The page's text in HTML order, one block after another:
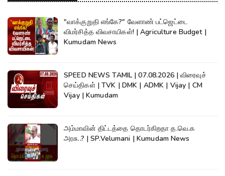
"வாக்குறுதி எங்கே?" வேளாண் பட்ஜெட்டை
விமர்சித்த விவசாயிகள்! | Agriculture Budget |
Kumudam News
SPEED NEWS TAMIL | 07.08.2026 | விரைவுச்
செய்திகள் | TVK | DMK | ADMK | Vijay | CM
Vijay | Kumudam
அம்மாவின் திட்டத்தை தொடர்கிறதா த.வெ.க
அரசு..? | SP.Velumani | Kumudam News